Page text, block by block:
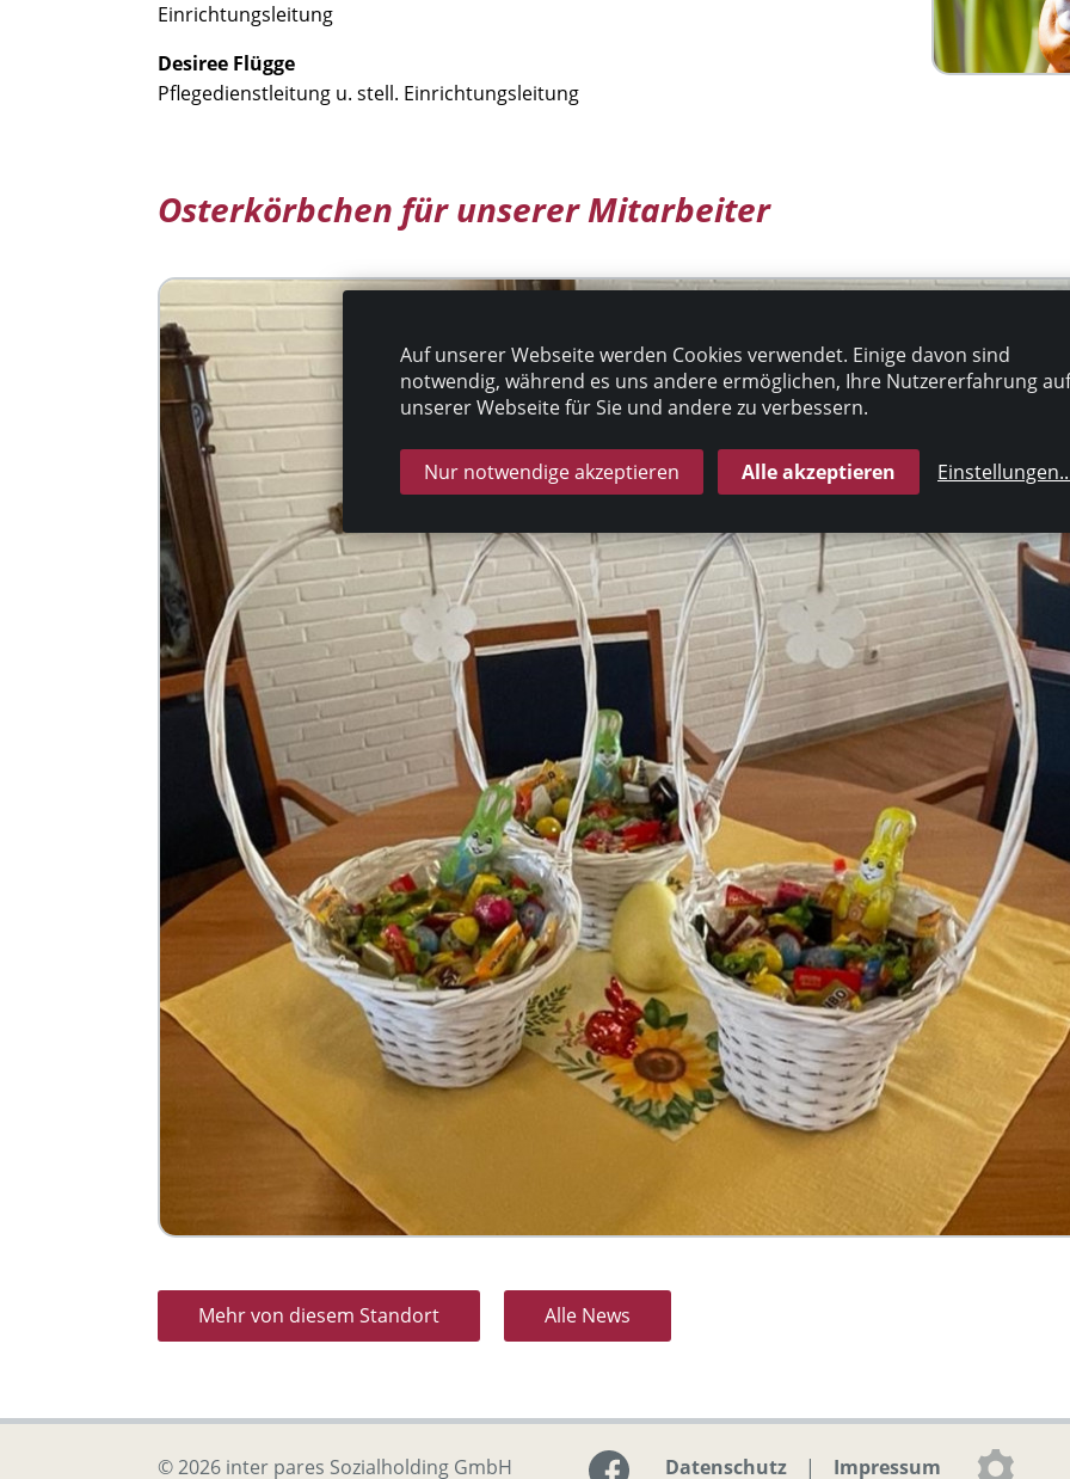
Einrichtungsleitung
Desiree Flügge
Pflegedienstleitung u. stell. Einrichtungsleitung
Osterkörbchen für unserer Mitarbeiter
Mehr von diesem Standort Alle News
© 2026 inter pares Sozialholding GmbH Datenschutz | Impressum
Auf unserer Webseite werden Cookies verwendet. Einige davon sind
notwendig, während es uns andere ermöglichen, Ihre Nutzererfahrung auf
unserer Webseite für Sie und andere zu verbessern.
Nur notwendige akzeptieren Alle akzeptieren Einstellungen